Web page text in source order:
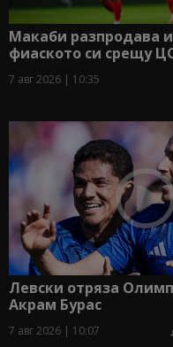
Макаби разпродава
фиаското си срещу
7 авг 2026 | 10:35
Левски отряза
Акрам Бурас
7 авг 2026 | 10:07